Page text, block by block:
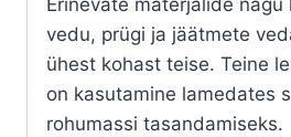
Erinevate materjalide nagu
vedu, prügi ja jäätmete
ühest kohast teise. Teine
on kasutamine lamedates
rohumassi tasandamiseks.